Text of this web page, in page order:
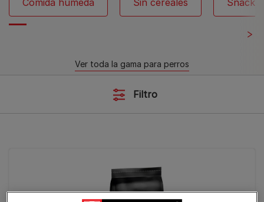
Comida húmeda Sin cereales Snacks
Ver toda la gama para perros
Filtro